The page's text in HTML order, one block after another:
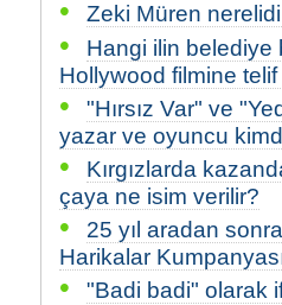
• Zeki Müren
•
Hangi ilin belediye
Hollywood filmine telif
•
"Hırsız Var" ve
yazar ve oyuncu
•
Kırgızlarda
çaya ne isim verilir?
•
25 yıl aradan
Harikalar
• "Badi badi" olarak